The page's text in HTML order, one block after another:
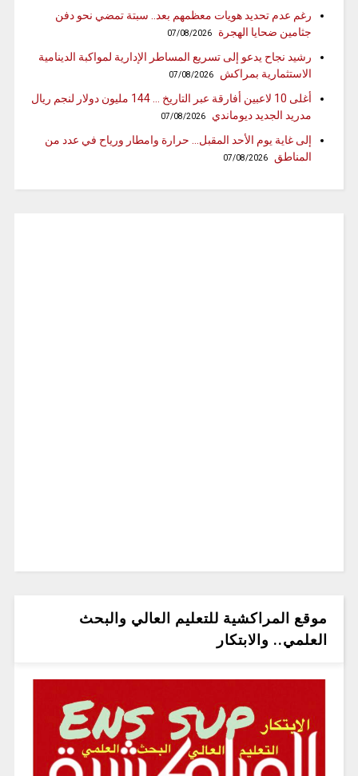
رغم عدم تحديد هويات معظمهم بعد.. سبتة تمضي نحو دفن
جثامين ضحايا الهجرة
07/08/2026
رشيد نجاح يدعو إلى تسريع المساطر الإدارية لمواكبة الدينامية
الاستثمارية بمراكش
07/08/2026
أغلى 10 لاعبين أفارقة عبر التاريخ … 144 مليون دولار لنجم ريال
مدريد الجديد ديوماندي
07/08/2026
إلى غاية يوم الأحد المقبل… حرارة وامطار ورياح في عدد من
المناطق
07/08/2026
موقع المراكشية للتعليم العالي والبحث
العلمي.. والابتكار